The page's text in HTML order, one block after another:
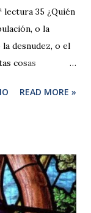
lectura 35 ¿Quién
o la
desnudez, o el
cosas
ni la vida, ni
Comentario
una
Expresan
READ MORE »